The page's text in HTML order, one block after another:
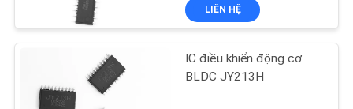
LIÊN HỆ
IC điều khiển động cơ
BLDC JY213H